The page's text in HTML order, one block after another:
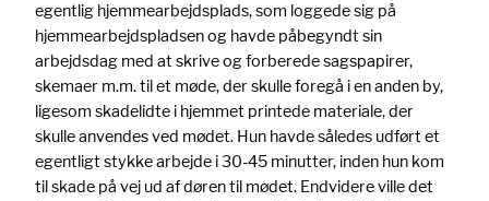
egentlig hjemmearbejdsplads, som loggede sig på
hjemmearbejdspladsen og havde påbegyndt sin
arbejdsdag med at skrive og forberede sagspapirer,
skemaer m.m. til et møde, der skulle foregå i en anden by,
ligesom skadelidte i hjemmet printede materiale, der
skulle anvendes ved mødet. Hun havde således udført et
egentligt stykke arbejde i 30-45 minutter, inden hun kom
til skade på vej ud af døren til mødet. Endvidere ville det